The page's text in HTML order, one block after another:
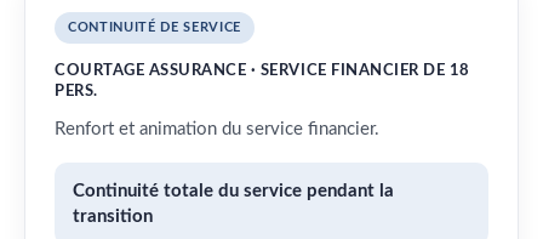
CONTINUITÉ DE SERVICE
COURTAGE ASSURANCE · SERVICE FINANCIER DE 18
PERS.
Renfort et animation du service financier.
Continuité totale du service pendant la
transition